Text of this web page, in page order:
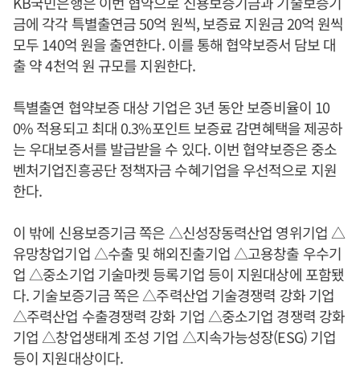
금에 각각 특별출연금 50억 원씩, 보증료 지원금 20억 원씩
모두 140억 원을 출연한다. 이를 통해 협약보증서 담보 대
출 약 4천억 원 규모를 지원한다.
특별출연 협약보증 대상 기업은 3년 동안 보증비율이 10
0% 적용되고 최대 0.3%포인트 보증료 감면혜택을 제공하
는 우대보증서를 발급받을 수 있다. 이번 협약보증은 중소
벤처기업진흥공단 정책자금 수혜기업을 우선적으로 지원
한다.
이 밖에 신용보증기금 쪽은 △신성장동력산업 영위기업 △
유망창업기업 △수출 및 해외진출기업 △고용창출 우수기
업 △중소기업 기술마켓 등록기업 등이 지원대상에 포함됐
다. 기술보증기금 쪽은 △주력산업 기술경쟁력 강화 기업
△주력산업 수출경쟁력 강화 기업 △중소기업 경쟁력 강화
기업 △창업생태계 조성 기업 △지속가능성장(ESG) 기업
등이 지원대상이다.